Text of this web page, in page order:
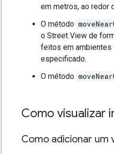
em metros, ao redor
O método
o Street View de
feitos em ambientes
especificado.
O método
Como visualizar
Como adicionar um